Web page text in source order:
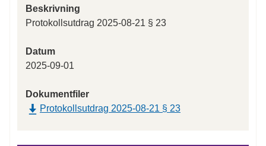
Beskrivning
Protokollsutdrag 2025-08-21 § 23
Datum
2025-09-01
Dokumentfiler
Protokollsutdrag 2025-08-21 § 23